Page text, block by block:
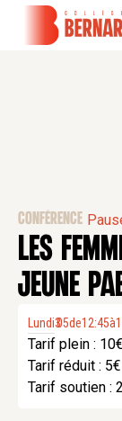
CONFÉRENCE
LES
JEUNE
Lundi3
.
05de12:45à
Tarif plein : 10€
Tarif réduit : 5€
Tarif soutien :